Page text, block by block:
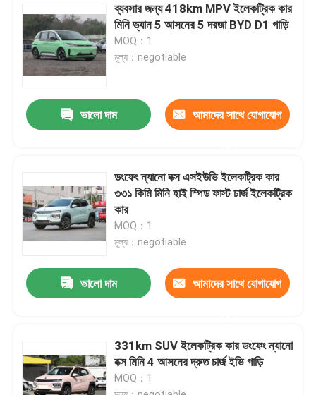
পণ্য
ভিডিও
আমাদের সম্পর্কে
মান নিয়ন্ত্রণ
খবর
উদ্ধৃতির জন্য আবেদন
ব্যবসার জন্য 418km MPV ইলেকট্রিক কার
মিনি ভ্যান 5 আসনের 5 দরজা BYD D1 গাড়ি
MOQ：1
মূল্য：negotiable
ভালো দাম আমাদের সাথে যোগাযোগ
ডংফেং ন্যানো বক্স এসইউভি ইলেকট্রিক কার
৩৩১ কিমি মিনি হাই স্পিড ফাস্ট চার্জ ইলেকট্রিক
কার
MOQ：1
মূল্য：negotiable
ভালো দাম আমাদের সাথে যোগাযোগ
331km SUV ইলেকট্রিক কার ডংফেং ন্যানো
বক্স মিনি 4 আসনের দ্রুত চার্জ ইভি গাড়ি
MOQ：1